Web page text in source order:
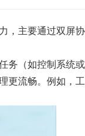
要通过双屏协
如控制系统或
更流畅。例如，